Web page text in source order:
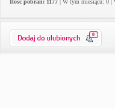
Ilość pobrań: 1177 | W tym miesiącu: 0 |
0